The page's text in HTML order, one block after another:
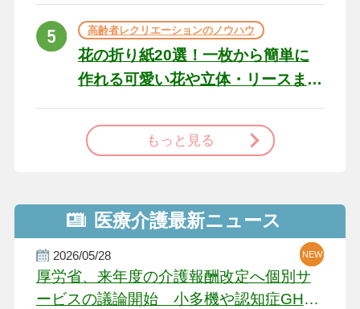
高齢者レクリエーションのノウハウ
花の折り紙20選！一枚から簡単に
作れる可愛い花や立体・リースま
もっと見る
医療介護最新ニュース
2026/05/28
厚労省、来年度の介護報酬改定へ個別サ
ービスの議論開始 小多機や認知症GH、
NEW
NEW
NEW